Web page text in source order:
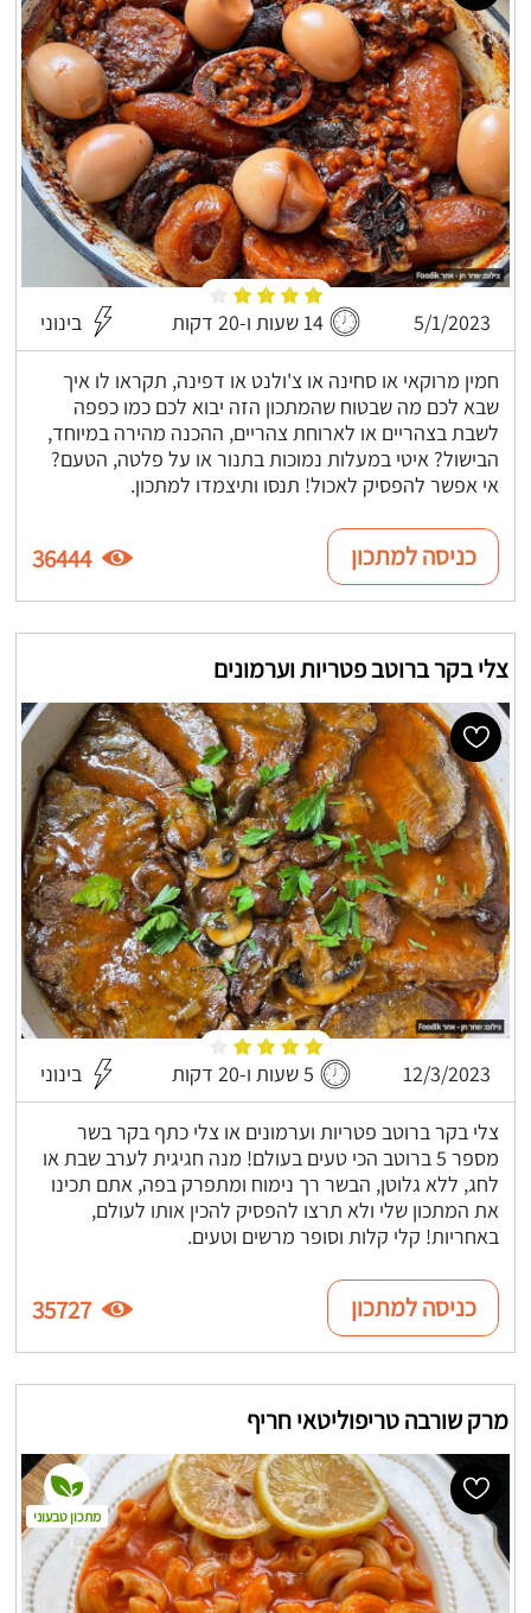
5/1/2023 14 שעות ו-20 דקות בינוני
חמין מרוקאי או סחינה או צ'ולנט או דפינה, תקראו לו איך
שבא לכם מה שבטוח שהמתכון הזה יבוא לכם כמו כפפה
לשבת בצהריים או לארוחת צהריים, ההכנה מהירה במיוחד,
הבישול? איטי במעלות נמוכות בתנור או על פלטה, הטעם?
אי אפשר להפסיק לאכול! תנסו ותיצמדו למתכון.
כניסה למתכון 36444
צלי בקר ברוטב פטריות וערמונים
12/3/2023 5 שעות ו-20 דקות בינוני
צלי בקר ברוטב פטריות וערמונים או צלי כתף בקר בשר
מספר 5 ברוטב הכי טעים בעולם! מנה חגיגית לערב שבת או
לחג, ללא גלוטן, הבשר רך נימוח ומתפרק בפה, אתם תכינו
את המתכון שלי ולא תרצו להפסיק להכין אותו לעולם,
באחריות! קלי קלות וסופר מרשים וטעים.
כניסה למתכון 35727
מרק שורבה טריפוליטאי חריף
מתכון טבעוני